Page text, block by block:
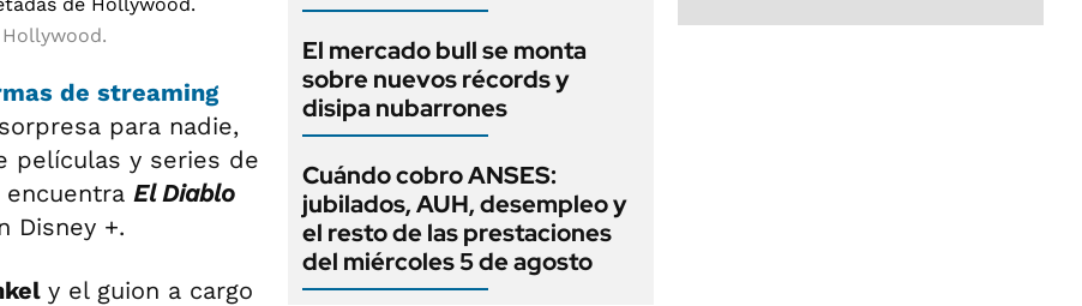
de streaming
para nadie,
películas y series de
El Diablo
Disney +.
y el guion a cargo
El mercado bull se monta
sobre nuevos récords y
disipa nubarrones
Cuándo cobro ANSES:
jubilados, AUH, desempleo y
el resto de las prestaciones
del miércoles 5 de agosto